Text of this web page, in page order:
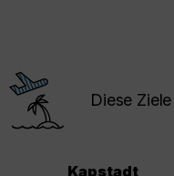
Diese
Kapstadt